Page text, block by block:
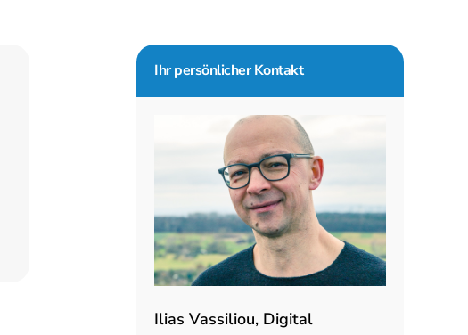
Seitenspalte
Ihr persönlicher Kontakt
Ilias Vassiliou, Digital